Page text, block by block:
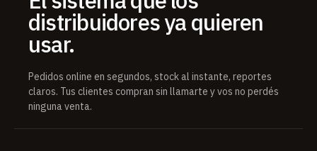
distribuidores ya quieren
usar.
Pedidos online en segundos, stock al instante, reportes
claros. Tus clientes compran sin llamarte y vos no perdés
ninguna venta.